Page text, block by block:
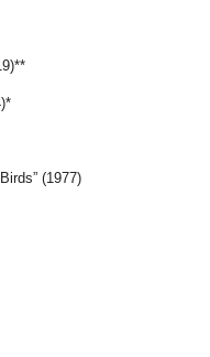
Birds” (1977)